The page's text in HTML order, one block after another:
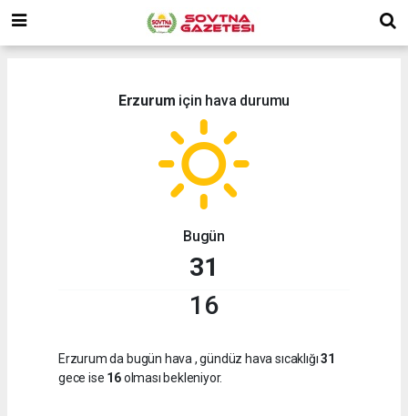
Erzurum için hava durumu
Bugün
31
16
Erzurum da bugün hava , gündüz hava sıcaklığı31
gece ise 16olması bekleniyor.